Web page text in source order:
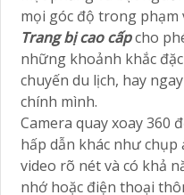
mọi góc độ trong phạm
Trang bị cao cấpcho
những khoảnh khắc
chuyến du lịch, hay
chính mình.
Camera quay xoay 360
hấp dẫn khác như
video rõ nét và có khả
nhớ hoặc điện thoại